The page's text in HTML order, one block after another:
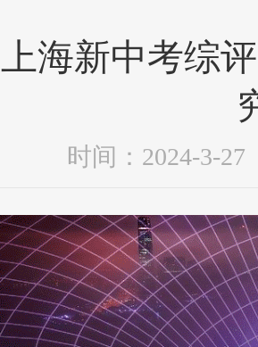
上海新中考综
时间：2024-3-